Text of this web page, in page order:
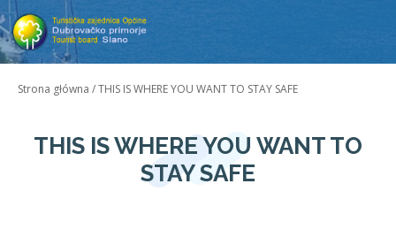
Strona główna /THIS IS WHERE YOU WANT TO STAY SAFE
THIS IS WHERE YOU WANT TO
STAY SAFE